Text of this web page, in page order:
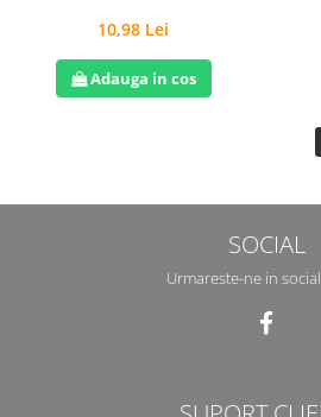
10,98 Lei
Adauga in cos
SOCIAL
Urmareste-ne in